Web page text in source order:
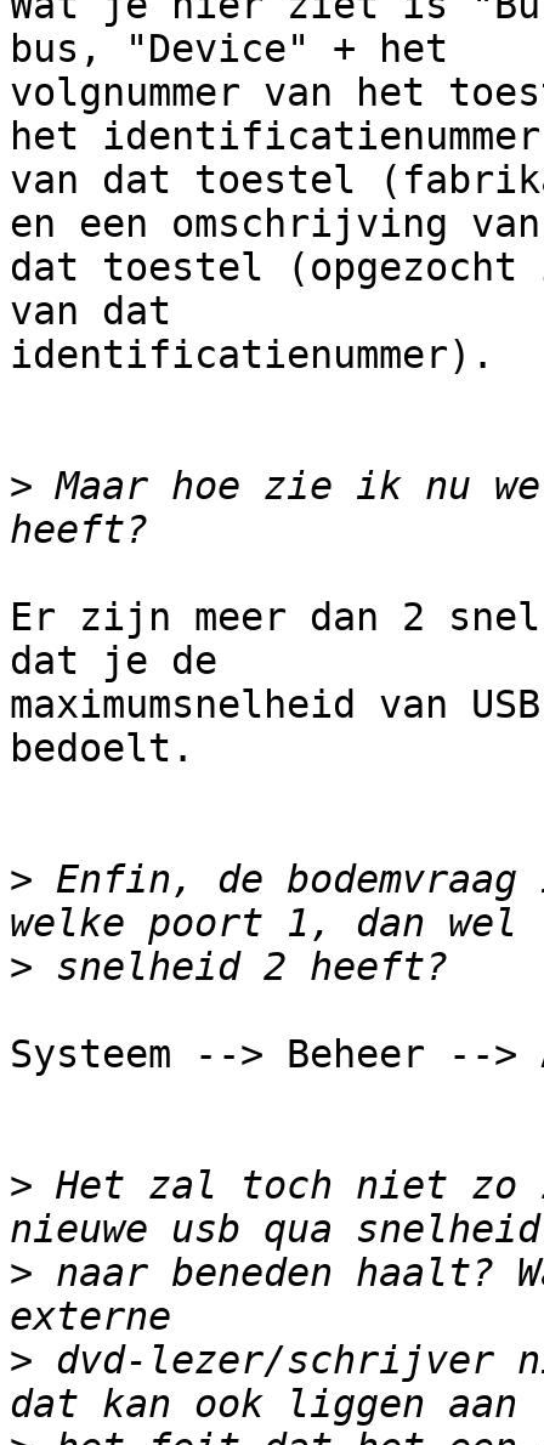
bus, "Device" + het
volgnummer van het
het identificatienummer
van dat toestel
en een omschrijving van
dat toestel
van dat
identificatienummer).
> Maar hoe zie ik nu
Er zijn meer dan 2
dat je de
maximumsnelheid van
bedoelt.
> Enfin, de
>
Systeem --> Beheer -->
> Het zal toch niet zo
> naar beneden haalt?
> dvd-lezer/schrijver